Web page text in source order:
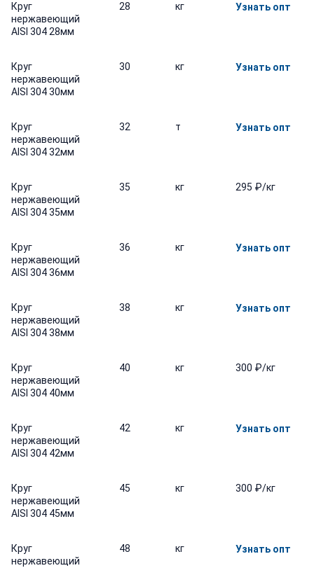
Круг
нержавеющий
AISI 304 28мм
28 кг Узнать опт
Круг
нержавеющий
AISI 304 30мм
30 кг Узнать опт
Круг
нержавеющий
AISI 304 32мм
32 т Узнать опт
Круг
нержавеющий
AISI 304 35мм
35 кг 295 ₽/кг
Круг
нержавеющий
AISI 304 36мм
36 кг Узнать опт
Круг
нержавеющий
AISI 304 38мм
38 кг Узнать опт
Круг
нержавеющий
AISI 304 40мм
40 кг 300 ₽/кг
Круг
нержавеющий
AISI 304 42мм
42 кг Узнать опт
Круг
нержавеющий
AISI 304 45мм
45 кг 300 ₽/кг
Круг
нержавеющий
48 кг Узнать опт